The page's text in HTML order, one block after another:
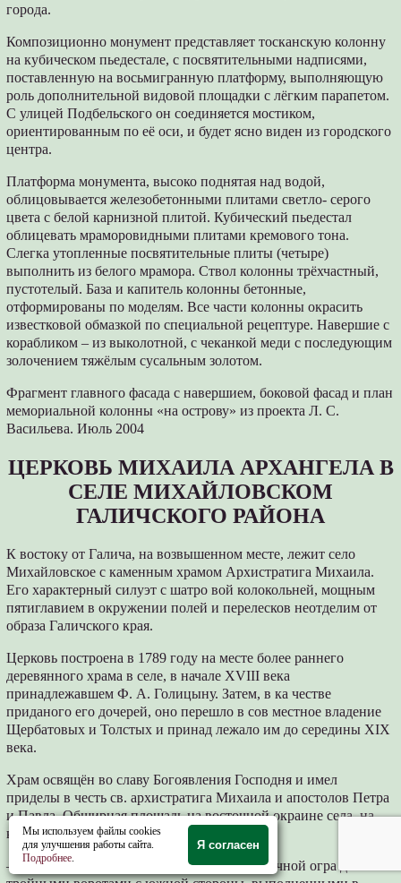
города.
Композиционно монумент представляет тосканскую колонну
на кубическом пьедестале, с посвятительными надписями,
поставленную на восьмигранную платформу, выполняющую
роль дополнительной видовой площадки с лёгким парапетом.
С улицей Подбельского он соединяется мостиком,
ориентированным по её оси, и будет ясно виден из городского
центра.
Платформа монумента, высоко поднятая над водой,
облицовывается железобетонными плитами светло- серого
цвета с белой карнизной плитой. Кубический пьедестал
облицевать мраморовидными плитами кремового тона.
Слегка утопленные посвятительные плиты (четыре)
выполнить из белого мрамора. Ствол колонны трёхчастный,
пустотелый. База и капитель колонны бетонные,
отформированы по моделям. Все части колонны окрасить
известковой обмазкой по специальной рецептуре. Навершие с
корабликом – из выколотной, с чеканкой меди с последующим
золочением тяжёлым сусальным золотом.
Фрагмент главного фасада с навершием, боковой фасад и план
мемориальной колонны «на острову» из проекта Л. С.
Васильева. Июль 2004
ЦЕРКОВЬ МИХАИЛА АРХАНГЕЛА В
СЕЛЕ МИХАЙЛОВСКОМ
ГАЛИЧСКОГО РАЙОНА
К востоку от Галича, на возвышенном месте, лежит село
Михайловское с каменным храмом Архистратига Михаила.
Его характерный силуэт с шатро вой колокольней, мощным
пятиглавием в окружении полей и перелесков неотделим от
образа Галичского края.
Церковь построена в 1789 году на месте более раннего
деревянного храма в селе, в начале XVIII века
принадлежавшем Ф. А. Голицыну. Затем, в ка честве
приданого его дочерей, оно перешло в сов местное владение
Щербатовых и Толстых и принад лежало им до середины XIX
века.
Храм освящён во славу Богоявления Господня и имел
приделы в честь св. архистратига Михаила и апостолов Петра
и Павла. Обширная площадь на восточной окраине села, на
которой он стоит, до 40-х
– 50-х годов XX века окружена была кирпичной огра дой с
Мы используем файлы cookies
для улучшения работы сайта.
Подробнее.
Я согласен